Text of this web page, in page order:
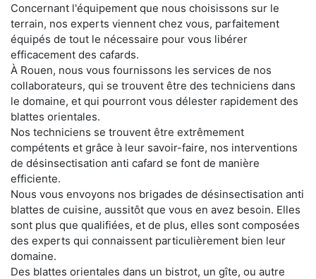
Concernant l'équipement que nous choisissons sur le
terrain, nos experts viennent chez vous, parfaitement
équipés de tout le nécessaire pour vous libérer
efficacement des cafards.
À Rouen, nous vous fournissons les services de nos
collaborateurs, qui se trouvent être des techniciens dans
le domaine, et qui pourront vous délester rapidement des
blattes orientales.
Nos techniciens se trouvent être extrêmement
compétents et grâce à leur savoir-faire, nos interventions
de désinsectisation anti cafard se font de manière
efficiente.
Nous vous envoyons nos brigades de désinsectisation anti
blattes de cuisine, aussitôt que vous en avez besoin. Elles
sont plus que qualifiées, et de plus, elles sont composées
des experts qui connaissent particulièrement bien leur
domaine.
Des blattes orientales dans un bistrot, un gîte, ou autre